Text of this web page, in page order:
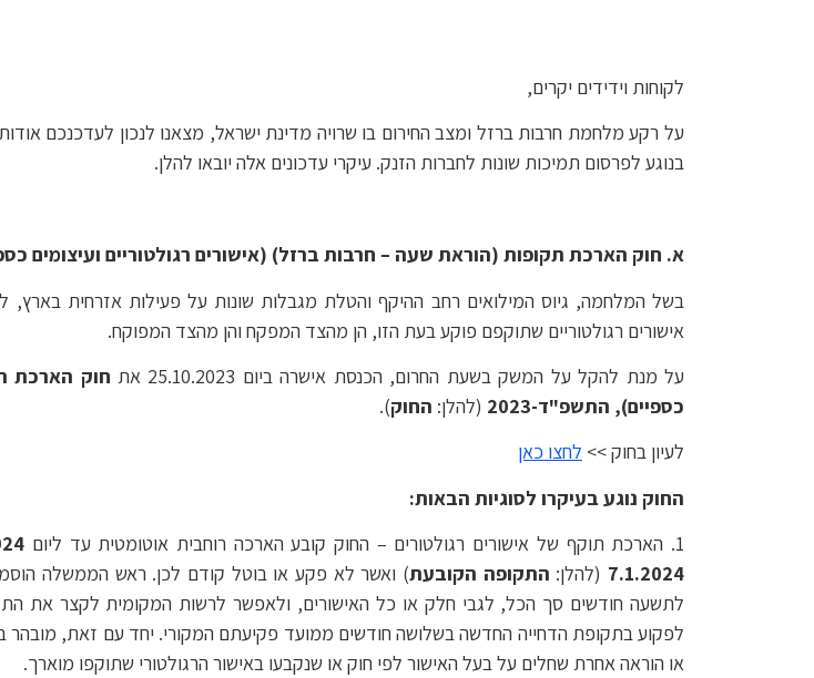
לקוחות וידידים יקרים,
על רקע מלחמת חרבות ברזל ומצב החירום בו שרויה מדינת ישראל, מצאנו לנכון לעדכנכם
בנוגע לפרסום תמיכות שונות לחברות הזנק. עיקרי עדכונים אלה יובאו להלן.
א. חוק הארכת תקופות (הוראת שעה – חרבות ברזל) (אישורים רגולטוריים ועיצומים
בשל המלחמה, גיוס המילואים רחב ההיקף והטלת מגבלות שונות על פעילות אזרחית בארץ,
אישורים רגולטוריים שתוקפם פוקע בעת הזו, הן מהצד המפקח והן מהצד המפוקח.
על מנת להקל על המשק בשעת החרום, הכנסת אישרה ביום 25.10.2023 את
חוק הארכת
כספיים), התשפ"ד-2023
(להלן: החוק).
לעיון בחוק >> לחצו כאן
החוק נוגע בעיקרו לסוגיות הבאות:
1. הארכת תוקף של אישורים רגולטורים – החוק קובע הארכה רוחבית אוטומטית עד ליום
7.1.2024 (להלן: התקופה הקובעת) ואשר לא פקע או בוטל קודם לכן. ראש הממשלה
לתשעה חודשים סך הכל, לגבי חלק או כל האישורים, ולאפשר לרשות המקומית לקצר את
לפקוע בתקופת הדחייה החדשה בשלושה חודשים ממועד פקיעתם המקורי. יחד עם זאת, מובהר
או הוראה אחרת שחלים על בעל האישור לפי חוק או שנקבעו באישור הרגולטורי שתוקפו מוארך.